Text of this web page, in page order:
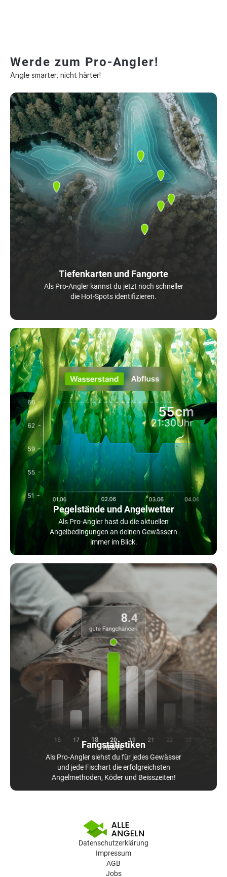
Werde zum Pro-Angler!
Angle smarter, nicht härter!
Tiefenkarten und Fangorte
Als Pro-Angler kannst du jetzt noch schneller
die Hot-Spots identifizieren.
Pegelstände und Angelwetter
Als Pro-Angler hast du die aktuellen
Angelbedingungen an deinen Gewässern
immer im Blick.
Fangstatistiken
Als Pro-Angler siehst du für jedes Gewässer
und jede Fischart die erfolgreichsten
Angelmethoden, Köder und Beisszeiten!
Datenschutzerklärung
Impressum
AGB
Jobs